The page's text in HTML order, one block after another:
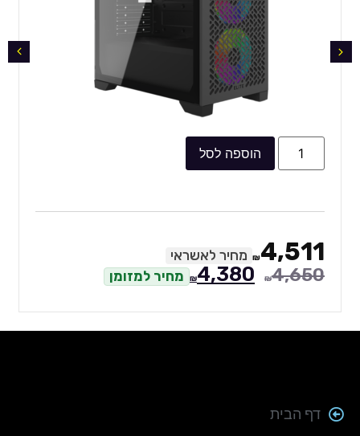
הוספה לסל
₪4,511 מחיר לאשראי
₪4,650
₪4,380 מחיר למזומן
דף הבית